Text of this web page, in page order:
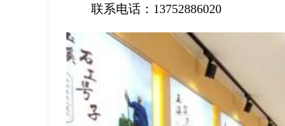
联系电话：13752886020